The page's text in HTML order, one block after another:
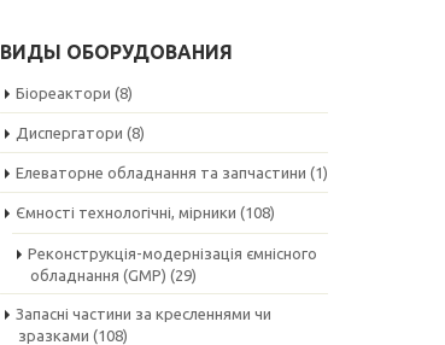
ВИДЫ ОБОРУДОВАНИЯ
Біореактори (8)
Диспергатори (8)
Елеваторне обладнання та запчастини (1)
Ємності технологічні, мірники (108)
Реконструкція-модернізація ємнісного
обладнання (GMP) (29)
Запасні частини за кресленнями чи
зразками (108)